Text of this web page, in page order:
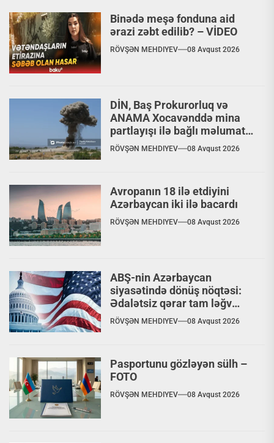
Binədə meşə fonduna aid
ərazi zəbt edilib? – VİDEO
RÖVŞƏN MEHDIYEV 08 Avqust 2026
DİN, Baş Prokurorluq və
ANAMA Xocavənddə mina
partlayışı ilə bağlı məlumat
yaydılar
RÖVŞƏN MEHDIYEV 08 Avqust 2026
Avropanın 18 ilə etdiyini
Azərbaycan iki ilə bacardı
RÖVŞƏN MEHDIYEV 08 Avqust 2026
ABŞ-nin Azərbaycan
siyasətində dönüş nöqtəsi:
Ədalətsiz qərar tam ləğv
ediləcəkmi?
RÖVŞƏN MEHDIYEV 08 Avqust 2026
Pasportunu gözləyən sülh –
FOTO
RÖVŞƏN MEHDIYEV 08 Avqust 2026